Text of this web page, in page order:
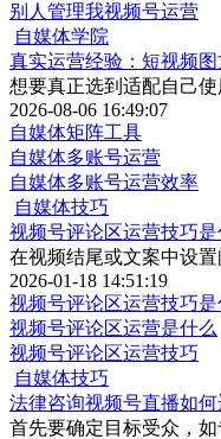
别人管理我视频号运营
自媒体学院
真实运营经验：短视频
想要真正选到适配自己
2026-08-06 16:49:07
自媒体矩阵工具
自媒体多账号运营
自媒体多账号运营效率
自媒体技巧
视频号评论区运营技巧
在视频结尾或文案中设置
2026-01-18 14:51:19
视频号评论区运营技巧是
视频号评论区运营是什么
视频号评论区运营技巧
自媒体技巧
法律咨询视频号直播如
首先要确定目标受众，